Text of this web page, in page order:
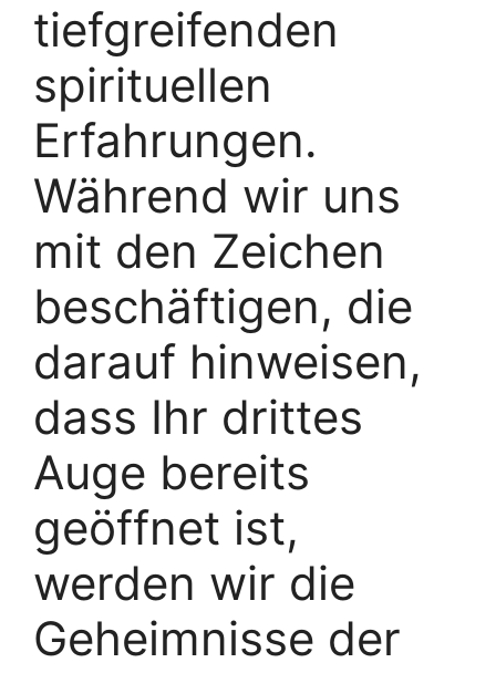
tiefgreifenden
spirituellen
Erfahrungen.
Während wir uns
mit den Zeichen
beschäftigen, die
darauf hinweisen,
dass Ihr drittes
Auge bereits
geöffnet ist,
werden wir die
Geheimnisse der